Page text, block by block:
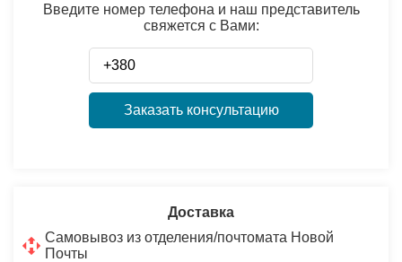
Введите номер телефона и наш представитель
свяжется с Вами:
Заказать консультацию
Доставка
Самовывоз из отделения/почтомата Новой
Почты